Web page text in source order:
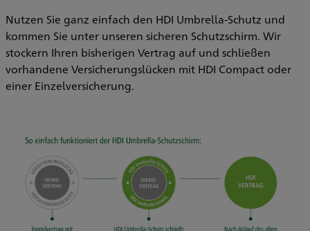
Nutzen Sie ganz einfach den HDI Umbrella-Schutz und
kommen Sie unter unseren sicheren Schutzschirm. Wir
stockern Ihren bisherigen Vertrag auf und schließen
vorhandene Versicherungslücken mit HDI Compact oder
einer Einzelversicherung.